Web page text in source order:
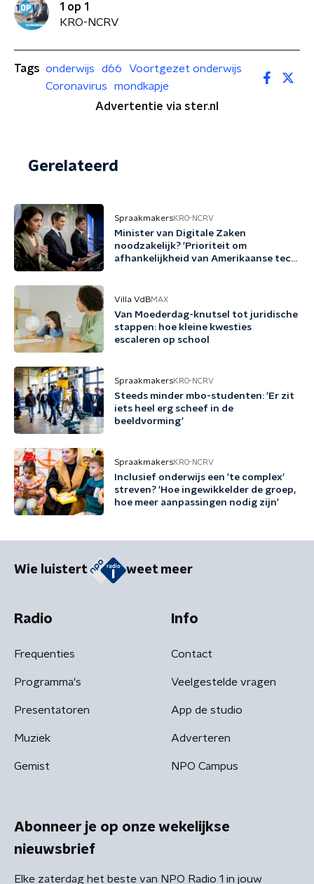
1 op 1
KRO-NCRV
Tags onderwijs d66
Voortgezet onderwijs
Coronavirus
mondkapje
Advertentie via ster.nl
Gerelateerd
SpraakmakersKRO-NCRV
Minister van Digitale Zaken
noodzakelijk? 'Prioriteit om
afhankelijkheid van Amerikaanse tech
Villa VdBMAX
Van Moederdag-knutsel tot juridische
stappen: hoe kleine kwesties
escaleren op school
SpraakmakersKRO-NCRV
Steeds minder mbo-studenten: 'Er zit
iets heel erg scheef in de
beeldvorming'
SpraakmakersKRO-NCRV
Inclusief onderwijs een 'te complex'
streven? 'Hoe ingewikkelder de groep,
hoe meer aanpassingen nodig zijn'
Wie luistert weet meer
Radio
Frequenties
Programma's
Presentatoren
Muziek
Gemist
Info
Contact
Veelgestelde vragen
App de studio
Adverteren
NPO Campus
Abonneer je op onze wekelijkse
nieuwsbrief
Elke zaterdag het beste van NPO Radio 1 in jouw